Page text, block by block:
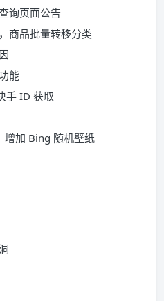
询页面公告
商品批量转移分类
能
手 ID 获取
增加 Bing 随机壁纸